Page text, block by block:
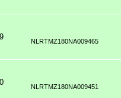
NLRTMZ180NA009465
NLRTMZ180NA009451